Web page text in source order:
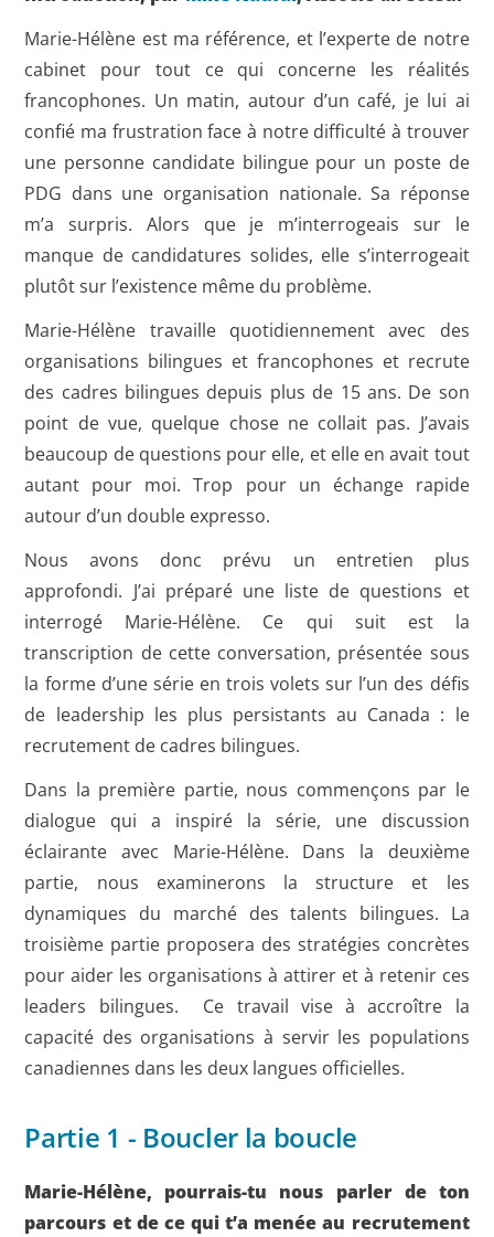
Marie-Hélène est ma référence, et l’experte de notre
cabinet pour tout ce qui concerne les réalités
francophones. Un matin, autour d’un café, je lui ai
confié ma frustration face à notre difficulté à trouver
une personne candidate bilingue pour un poste de
PDG dans une organisation nationale. Sa réponse
m’a surpris. Alors que je m’interrogeais sur le
manque de candidatures solides, elle s’interrogeait
plutôt sur l’existence même du problème.
Marie-Hélène travaille quotidiennement avec des
organisations bilingues et francophones et recrute
des cadres bilingues depuis plus de 15 ans. De son
point de vue, quelque chose ne collait pas. J’avais
beaucoup de questions pour elle, et elle en avait tout
autant pour moi. Trop pour un échange rapide
autour d’un double expresso.
Nous avons donc prévu un entretien plus
approfondi. J’ai préparé une liste de questions et
interrogé Marie-Hélène. Ce qui suit est la
transcription de cette conversation, présentée sous
la forme d’une série en trois volets sur l’un des défis
de leadership les plus persistants au Canada : le
recrutement de cadres bilingues.
Dans la première partie, nous commençons par le
dialogue qui a inspiré la série, une discussion
éclairante avec Marie-Hélène. Dans la deuxième
partie, nous examinerons la structure et les
dynamiques du marché des talents bilingues. La
troisième partie proposera des stratégies concrètes
pour aider les organisations à attirer et à retenir ces
leaders bilingues. Ce travail vise à accroître la
capacité des organisations à servir les populations
canadiennes dans les deux langues officielles.
Partie 1 - Boucler la boucle
Marie-Hélène, pourrais-tu nous parler de ton
parcours et de ce qui t’a menée au recrutement